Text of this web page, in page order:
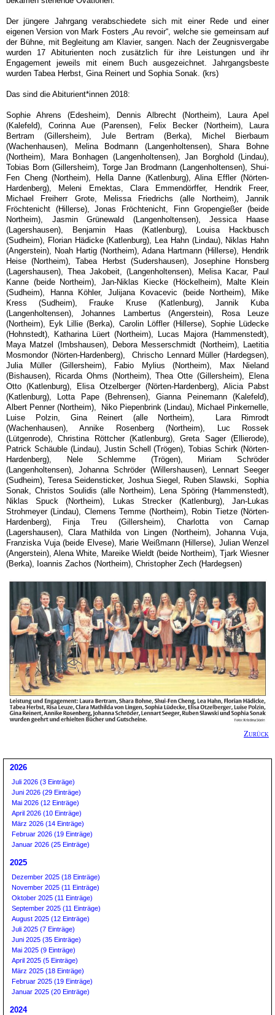
Der jüngere Jahrgang verabschiedete sich mit einer Rede und einer
eigenen Version von Mark Fosters „Au revoir“, welche sie gemeinsam auf
der Bühne, mit Begleitung am Klavier, sangen. Nach der Zeugnisvergabe
wurden 17 Abiturienten noch zusätzlich für ihre Leistungen und ihr
Engagement jeweils mit einem Buch ausgezeichnet. Jahrgangsbeste
wurden Tabea Herbst, Gina Reinert und Sophia Sonak. (krs)
Das sind die Abiturient*innen 2018:
Sophie Ahrens (Edesheim), Dennis Albrecht (Northeim), Laura Apel
(Kalefeld), Corinna Aue (Parensen), Felix Becker (Northeim), Laura
Bertram (Gillersheim), Jule Bertram (Berka), Michel Bierbaum
(Wachenhausen), Melina Bodmann (Langenholtensen), Shara Bohne
(Northeim), Mara Bonhagen (Langenholtensen), Jan Borghold (Lindau),
Tobias Born (Gillersheim), Torge Jan Brodmann (Langenholtensen), Shui-
Fen Cheng (Northeim), Hella Danne (Katlenburg), Alina Effler (Nörten-
Hardenberg), Meleni Emektas, Clara Emmendörffer, Hendrik Freer,
Michael Freiherr Grote, Melissa Friedrichs (alle Northeim), Jannik
Fröchtenicht (Hillerse), Jonas Fröchtenicht, Finn Gropengießer (beide
Northeim), Jasmin Grünewald (Langenholtensen), Jessica Haase
(Lagershausen), Benjamin Haas (Katlenburg), Louisa Hackbusch
(Sudheim), Florian Hädicke (Katlenburg), Lea Hahn (Lindau), Niklas Hahn
(Angerstein), Noah Hartig (Northeim), Adana Hartmann (Hillerse), Hendrik
Heise (Northeim), Tabea Herbst (Sudershausen), Josephine Honsberg
(Lagershausen), Thea Jakobeit, (Langenholtensen), Melisa Kacar, Paul
Kanne (beide Northeim), Jan-Niklas Kiecke (Höckelheim), Malte Klein
(Sudheim), Hanna Köhler, Julijana Kovacevic (beide Northeim), Mike
Kress (Sudheim), Frauke Kruse (Katlenburg), Jannik Kuba
(Langenholtensen), Johannes Lambertus (Angerstein), Rosa Leuze
(Northeim), Eyk Lillie (Berka), Carolin Löffler (Hillerse), Sophie Lüdecke
(Hohnstedt), Katharina Lüert (Northeim), Lucas Majora (Hammenstedt),
Maya Matzel (Imbshausen), Debora Messerschmidt (Northeim), Laetitia
Mosmondor (Nörten-Hardenberg), Chrischo Lennard Müller (Hardegsen),
Julia Müller (Gillersheim), Fabio Mylius (Northeim), Max Nieland
(Bishausen), Ricarda Ohms (Northeim), Thea Otte (Gillersheim), Elena
Otto (Katlenburg), Elisa Otzelberger (Nörten-Hardenberg), Alicia Pabst
(Katlenburg), Lotta Pape (Behrensen), Gianna Peinemann (Kalefeld),
Albert Penner (Northeim), Niko Piepenbrink (Lindau), Michael Pinkernelle,
Luise Polzin, Gina Reinert (alle Northeim), Lara Rimrodt
(Wachenhausen), Annike Rosenberg (Northeim), Luc Rossek
(Lütgenrode), Christina Röttcher (Katlenburg), Greta Sager (Ellierode),
Patrick Schäuble (Lindau), Justin Schell (Trögen), Tobias Schirk (Nörten-
Hardenberg), Nele Schlemme (Trögen), Miriam Schröder
(Langenholtensen), Johanna Schröder (Willershausen), Lennart Seeger
(Sudheim), Teresa Seidensticker, Joshua Siegel, Ruben Slawski, Sophia
Sonak, Christos Soulidis (alle Northeim), Lena Spöring (Hammenstedt),
Niklas Spuck (Northeim), Lukas Strecker (Katlenburg), Jan-Lukas
Strohmeyer (Lindau), Clemens Temme (Northeim), Robin Tietze (Nörten-
Hardenberg), Finja Treu (Gillersheim), Charlotta von Carnap
(Lagershausen), Clara Mathilda von Lingen (Northeim), Johanna Vuja,
Franziska Vuja (beide Elvese), Marie Weißmann (Hillerse), Julian Wenzel
(Angerstein), Alena White, Mareike Wieldt (beide Northeim), Tjark Wiesner
(Berka), Ioannis Zachos (Northeim), Christopher Zech (Hardegsen)
Zurück
2026
Juli 2026 (3 Einträge)
Juni 2026 (29 Einträge)
Mai 2026 (12 Einträge)
April 2026 (10 Einträge)
März 2026 (14 Einträge)
Februar 2026 (19 Einträge)
Januar 2026 (25 Einträge)
2025
Dezember 2025 (18 Einträge)
November 2025 (11 Einträge)
Oktober 2025 (11 Einträge)
September 2025 (11 Einträge)
August 2025 (12 Einträge)
Juli 2025 (7 Einträge)
Juni 2025 (35 Einträge)
Mai 2025 (9 Einträge)
April 2025 (5 Einträge)
März 2025 (18 Einträge)
Februar 2025 (19 Einträge)
Januar 2025 (20 Einträge)
2024